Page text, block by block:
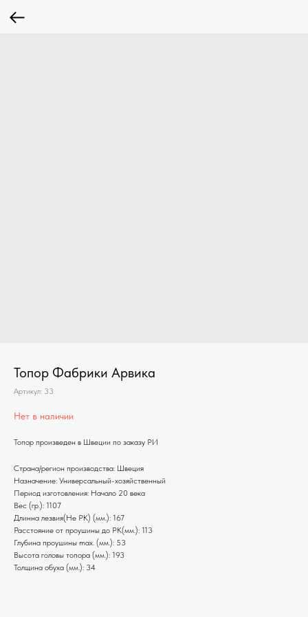
Топор Фабрики Арвика
Артикул: 33
Нет в наличии
Топор произведен в Швеции по заказу РИ
Страна/регион производства: Швеция
Назначение: Универсальный-хозяйственный
Период изготовления: Начало 20 века
Вес (гр.): 1107
Длинна лезвия(Не РК) (мм.): 167
Расстояние от проушины до РК(мм.): 113
Глубина проушины max. (мм.): 53
Высота головы топора (мм.): 193
Толщина обуха (мм.): 34